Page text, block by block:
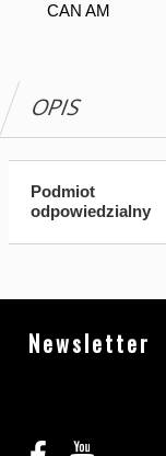
CAN AM
OPIS
Podmiot
odpowiedzialny
Newsletter